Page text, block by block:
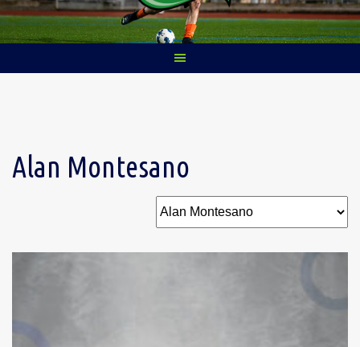
Alan Montesano